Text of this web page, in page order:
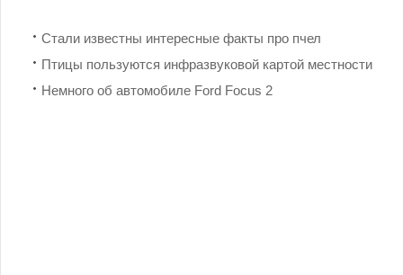
Стали известны интересные факты про пчел
Птицы пользуются инфразвуковой картой местности
Немного об автомобиле Ford Focus 2